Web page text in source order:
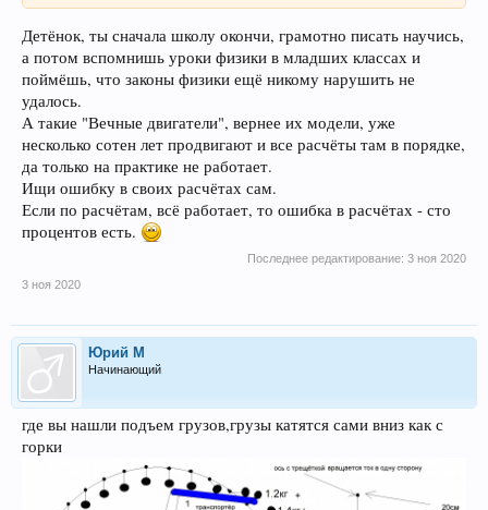
Детёнок, ты сначала школу окончи, грамотно писать научись,
а потом вспомнишь уроки физики в младших классах и
поймёшь, что законы физики ещё никому нарушить не
удалось.
А такие "Вечные двигатели", вернее их модели, уже
несколько сотен лет продвигают и все расчёты там в порядке,
да только на практике не работает.
Ищи ошибку в своих расчётах сам.
Если по расчётам, всё работает, то ошибка в расчётах - сто
процентов есть.
Последнее редактирование: 3 ноя 2020
3 ноя 2020
Юрий М
Начинающий
где вы нашли подъем грузов,грузы катятся сами вниз как с
горки